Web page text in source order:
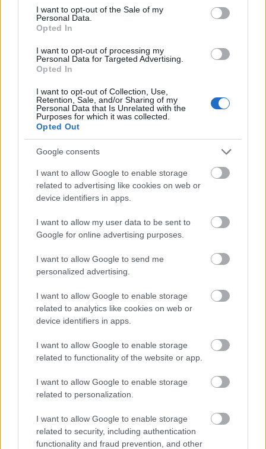
consent section.
I want to opt-out of the Sale of my
Personal Data.
Opted In
I want to opt-out of processing my
Personal Data for Targeted Advertising.
Opted In
I want to opt-out of Collection, Use,
Retention, Sale, and/or Sharing of my
Personal Data that Is Unrelated with the
Purposes for which it was collected.
Opted Out
Google consents
I want to allow Google to enable storage
related to advertising like cookies on web or
device identifiers in apps.
I want to allow my user data to be sent to
Google for online advertising purposes.
I want to allow Google to send me
personalized advertising.
I want to allow Google to enable storage
related to analytics like cookies on web or
device identifiers in apps.
I want to allow Google to enable storage
related to functionality of the website or app.
I want to allow Google to enable storage
related to personalization.
I want to allow Google to enable storage
related to security, including authentication
functionality and fraud prevention, and other
102 főt tudnak szállítani és eközben mindössze 35
főnek jut ülőhely. Ebből az is következhet, hogy több
Volvo a lécet, de egy olyan utastér már korlátozottan
lenne alkalmas városi üzemre, ami rávilágít a BKK
A Fejlesztési Minisztérium a Volánbusz beszerzését
komoly előrelépésnek tekinti a magyar
járműgyártás számára, noha a 61 darab csuklós
Volvo busszal ellentétben a 106 szóló, egyébként
Euro VI-os motorral érkező, MAN gyártmányú busz
még egy olyan ellentételezési próbálkozást sem tud
felmutatni, mint a Rába és a Volvo. Az MAN német
gyártó, de buszai a Volvóhoz hasonlóan,
hazai helyzetbe kerülésük kapcsán érdekes
ciklikusságra figyelhet fel, ami valószínűleg a
MAN busz, se magyar alkatrész, se ellentételezés, mégis